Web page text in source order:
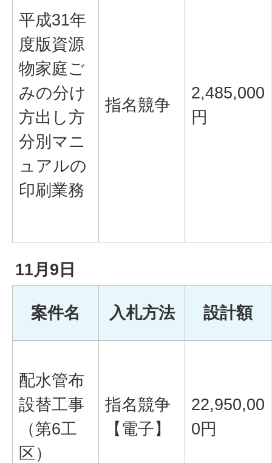
平成31年
度版資源
物家庭ご
みの分け
方出し方
分別マニ
ュアルの
印刷業務
指名競争
2,485,000
円
11月9日
案件名 入札方法 設計額
配水管布
設替工事
（第6工
区）
指名競争
【電子】
22,950,00
0円